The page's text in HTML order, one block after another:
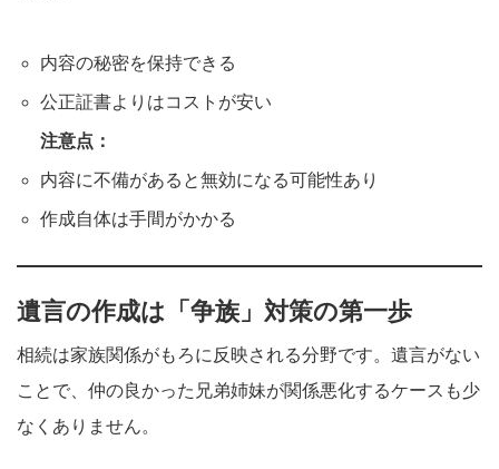
内容の秘密を保持できる
公正証書よりはコストが安い
注意点：
内容に不備があると無効になる可能性あり
作成自体は手間がかかる
遺言の作成は「争族」対策の第一歩
相続は家族関係がもろに反映される分野です。遺言がない
ことで、仲の良かった兄弟姉妹が関係悪化するケースも少
なくありません。